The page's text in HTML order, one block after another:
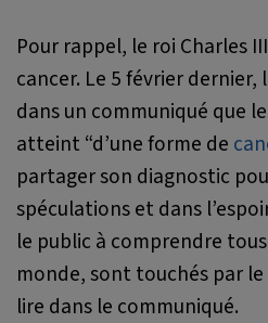
Pour rappel, le roi Charles
cancer. Le 5 février
dans un communiqué que
atteint “d’une forme de
partager son diagnostic
spéculations et dans
le public à comprendre
monde, sont touchés par le
lire dans le communiqué.